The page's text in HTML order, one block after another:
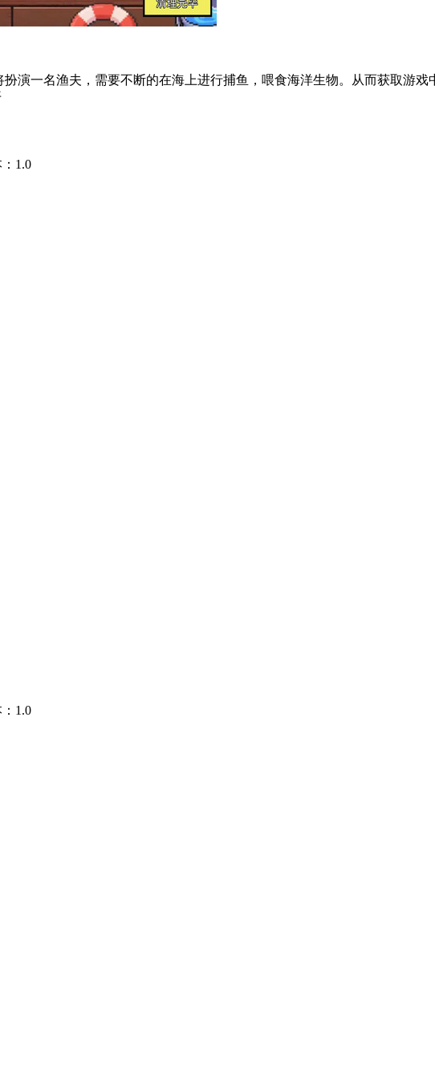
演一名渔夫，需要不断的在海上进行捕鱼，喂食海洋生物。从而获取游
1.0
1.0